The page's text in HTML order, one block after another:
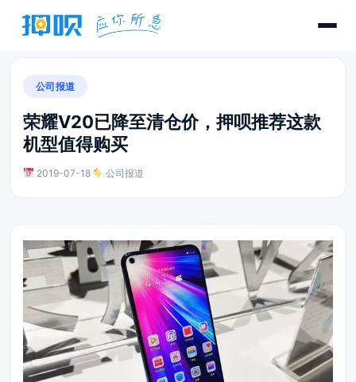
公司报道
荣耀V20已降至清仓价，押呗推荐这款
机型值得购买
2019-07-18· 公司报道